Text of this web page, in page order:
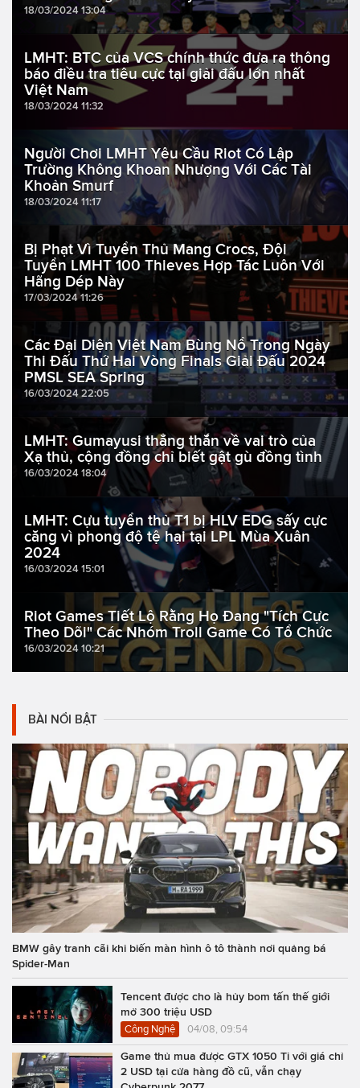
18/03/2024 13:04
LMHT: BTC của VCS chính thức đưa ra thông
báo điều tra tiêu cực tại giải đấu lớn nhất
Việt Nam
18/03/2024 11:32
Người Chơi LMHT Yêu Cầu Riot Có Lập
Trường Không Khoan Nhượng Với Các Tài
Khoản Smurf
18/03/2024 11:17
Bị Phạt Vì Tuyển Thủ Mang Crocs, Đội
Tuyển LMHT 100 Thieves Hợp Tác Luôn Với
Hãng Dép Này
17/03/2024 11:26
Các Đại Diện Việt Nam Bùng Nổ Trong Ngày
Thi Đấu Thứ Hai Vòng Finals Giải Đấu 2024
PMSL SEA Spring
16/03/2024 22:05
LMHT: Gumayusi thẳng thắn về vai trò của
Xạ thủ, cộng đồng chỉ biết gật gù đồng tình
16/03/2024 18:04
LMHT: Cựu tuyển thủ T1 bị HLV EDG sấy cực
căng vì phong độ tệ hại tại LPL Mùa Xuân
2024
16/03/2024 15:01
Riot Games Tiết Lộ Rằng Họ Đang "Tích Cực
Theo Dõi" Các Nhóm Troll Game Có Tổ Chức
16/03/2024 10:21
BÀI NỔI BẬT
BMW gây tranh cãi khi biến màn hình ô tô thành nơi quảng bá
Spider-Man
Tencent được cho là hủy bom tấn thế giới
mở 300 triệu USD
Công Nghệ 04/08, 09:54
Game thủ mua được GTX 1050 Ti với giá chỉ
2 USD tại cửa hàng đồ cũ, vẫn chạy